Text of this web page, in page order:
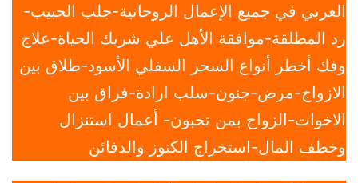
العربي في جميع الإعمال الروحانية-جلب الحبيب-
رد المطلقة-موافقة الأهل علي شريك الحياة-علاج
وفك أخطر أنواع السحر السفلي الأسود-طلاق بين
الازواج-مرض-جنون-سلب ارادة-فراق بين
الاخوات-الزواج بمن تحبون- أعمال استنزال
وخطف المال-استخراج الكنوز والدفائن